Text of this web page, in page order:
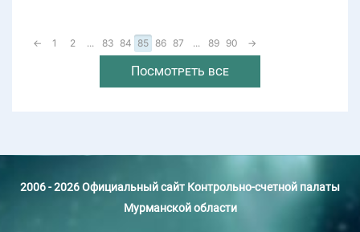
← 1 2 ... 83 84 85 86 87 ... 89 90 →
Посмотреть все
2006 - 2026 Официальный сайт Контрольно-счетной палаты
Мурманской области